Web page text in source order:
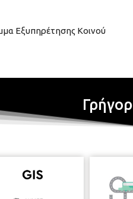
Εξυπηρέτησης Κοινού